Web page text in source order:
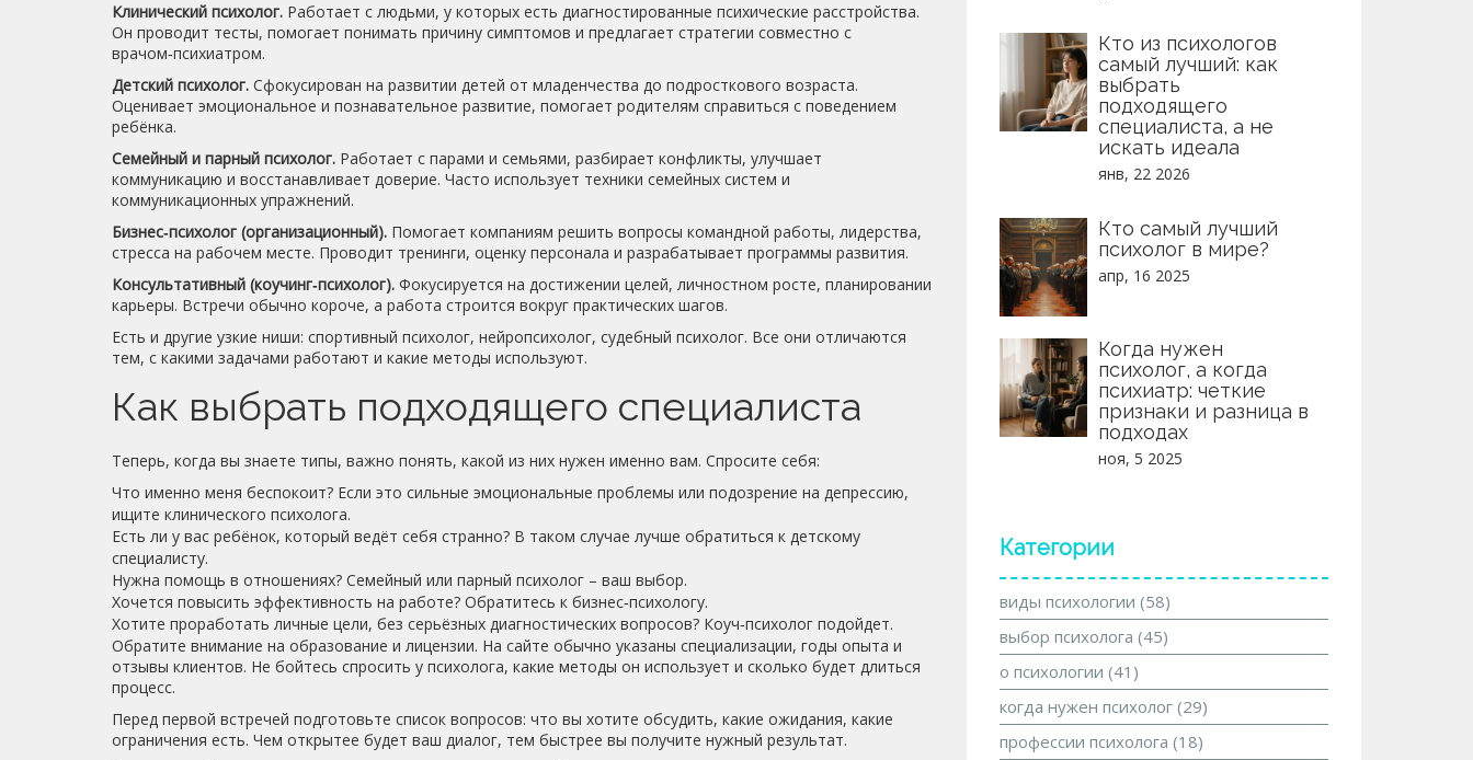
Клинический психолог. Работает с людьми, у которых есть диагностированные психические расстройства.
Он проводит тесты, помогает понимать причину симптомов и предлагает стратегии совместно с
врачом‑психиатром.
Детский психолог. Сфокусирован на развитии детей от младенчества до подросткового возраста.
Оценивает эмоциональное и познавательное развитие, помогает родителям справиться с поведением
ребёнка.
Семейный и парный психолог. Работает с парами и семьями, разбирает конфликты, улучшает
коммуникацию и восстанавливает доверие. Часто использует техники семейных систем и
коммуникационных упражнений.
Бизнес‑психолог (организационный). Помогает компаниям решить вопросы командной работы, лидерства,
стресса на рабочем месте. Проводит тренинги, оценку персонала и разрабатывает программы развития.
Консультативный (коучинг‑психолог). Фокусируется на достижении целей, личностном росте, планировании
карьеры. Встречи обычно короче, а работа строится вокруг практических шагов.
Есть и другие узкие ниши: спортивный психолог, нейропсихолог, судебный психолог. Все они отличаются
тем, с какими задачами работают и какие методы используют.
Как выбрать подходящего специалиста
Теперь, когда вы знаете типы, важно понять, какой из них нужен именно вам. Спросите себя:
Что именно меня беспокоит? Если это сильные эмоциональные проблемы или подозрение на депрессию,
ищите клинического психолога.
Есть ли у вас ребёнок, который ведёт себя странно? В таком случае лучше обратиться к детскому
специалисту.
Нужна помощь в отношениях? Семейный или парный психолог – ваш выбор.
Хочется повысить эффективность на работе? Обратитесь к бизнес‑психологу.
Хотите проработать личные цели, без серьёзных диагностических вопросов? Коуч‑психолог подойдет.
Обратите внимание на образование и лицензии. На сайте обычно указаны специализации, годы опыта и
отзывы клиентов. Не бойтесь спросить у психолога, какие методы он использует и сколько будет длиться
процесс.
Перед первой встречей подготовьте список вопросов: что вы хотите обсудить, какие ожидания, какие
ограничения есть. Чем открытее будет ваш диалог, тем быстрее вы получите нужный результат.
Кто из психологов
самый лучший: как
выбрать
подходящего
специалиста, а не
искать идеала
янв, 22 2026
Кто самый лучший
психолог в мире?
апр, 16 2025
Когда нужен
психолог, а когда
психиатр: четкие
признаки и разница в
подходах
ноя, 5 2025
Категории
виды психологии (58)
выбор психолога (45)
о психологии (41)
когда нужен психолог (29)
профессии психолога (18)